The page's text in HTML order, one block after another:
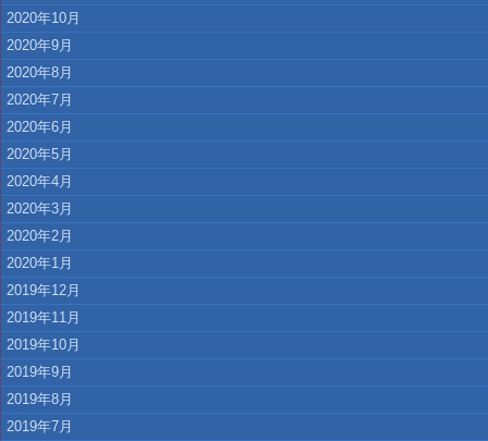
2020年10月
2020年9月
2020年8月
2020年7月
2020年6月
2020年5月
2020年4月
2020年3月
2020年2月
2020年1月
2019年12月
2019年11月
2019年10月
2019年9月
2019年8月
2019年7月